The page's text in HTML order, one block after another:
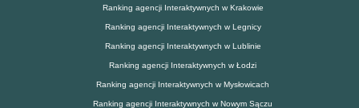
Ranking agencji Interaktywnych w Krakowie
Ranking agencji Interaktywnych w Legnicy
Ranking agencji Interaktywnych w Lublinie
Ranking agencji Interaktywnych w Łodzi
Ranking agencji Interaktywnych w Mysłowicach
Ranking agencji Interaktywnych w Nowym Sączu